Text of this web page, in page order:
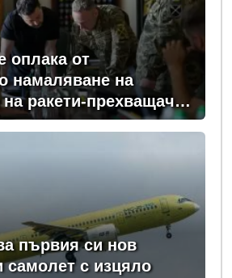
оплака от
намаляване на
на ракети-прехващачи
Киев
първия си нов
самолет с изцяло